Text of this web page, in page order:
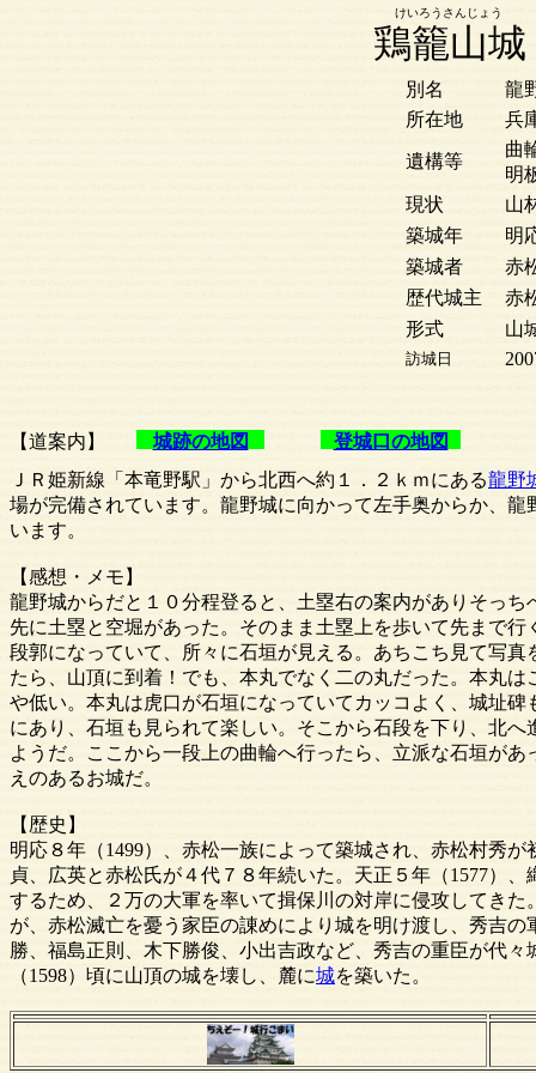
鶏籠山城
登城口の地図
【道案内】 城跡の地図
別名
龍
所在地
兵
遺構等
曲
明
現状
山
築城年
明
築城者
赤
歴代城主
赤
形式
山
訪城日
けいろうさんじょう
ＪＲ姫新線「本竜野駅」から北西へ約１．２ｋｍにある龍野
場が完備されています。龍野城に向かって左手奥からか、
います。
【感想・メモ】
龍野城からだと１０分程登ると、土塁右の案内がありそっ
先に土塁と空堀があった。そのまま土塁上を歩いて先まで
段郭になっていて、所々に石垣が見える。あちこち見て写
たら、山頂に到着！でも、本丸でなく二の丸だった。本丸
や低い。本丸は虎口が石垣になっていてカッコよく、城址
にあり、石垣も見られて楽しい。そこから石段を下り、北
ようだ。ここから一段上の曲輪へ行ったら、立派な石垣が
えのあるお城だ。
【歴史】
明応８年（1499）、赤松一族によって築城され、赤松村秀
貞、広英と赤松氏が４代７８年続いた。天正５年（1577）
するため、２万の大軍を率いて揖保川の対岸に侵攻してき
が、赤松滅亡を憂う家臣の諌めにより城を明け渡し、秀吉
勝、福島正則、木下勝俊、小出吉政など、秀吉の重臣が代
（1598）頃に山頂の城を壊し、麓に城を築いた。